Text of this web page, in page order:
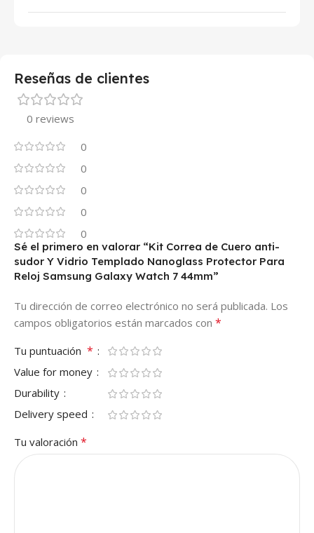
Reseñas de clientes
0 reviews
0
0
0
0
0
Sé el primero en valorar “Kit Correa de Cuero anti-
sudor Y Vidrio Templado Nanoglass Protector Para
Reloj Samsung Galaxy Watch 7 44mm”
Tu dirección de correo electrónico no será publicada. Los
campos obligatorios están marcados con *
Tu puntuación *
Value for money
Durability
Delivery speed
Tu valoración *